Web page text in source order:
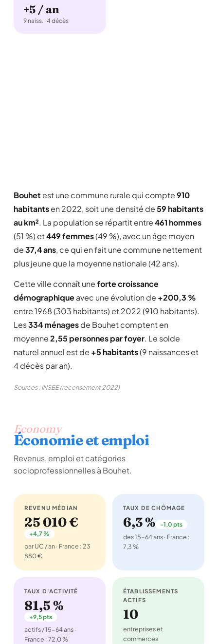
+5 / an
9 naiss. · 4 décès
Bouhet est une commune rurale qui compte910
habitantsen 2022, soit une densité de59 habitants
au km². La population se répartit entre461 hommes
(51 %) et449 femmes(49 %), avec un âge moyen
de37,4 ans, ce qui en fait une commune nettement
plus jeune que la moyenne nationale (42 ans).
Cette ville connaît uneforte croissance
démographiqueavec une évolution de +200,3 %
entre 1968 (303 habitants) et 2022 (910 habitants).
Les334 ménagesde Bouhet comptent en
moyenne2,55 personnes par foyer. Le solde
naturel annuel est de +5 habitants(9 naissances et
4 décès par an).
Sources : INSEE (recensement 2022)
Economy
Économie et emploi
Revenus, emploi et catégories
socioprofessionnelles à Bouhet.
REVENU MÉDIAN
25 010 €
+4,7 %
par UC / an · France : 23
880 €
TAUX DE CHÔMAGE
6,3 % -1,0 pts
des 15-64 ans · France :
7,3 %
TAUX D'ACTIVITÉ
81,5 %
+9,5 pts
actifs / 15-64 ans ·
France : 72,0 %
ÉTABLISSEMENTS
ACTIFS
10
entreprises et
commerces